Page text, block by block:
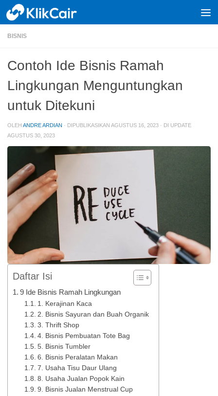
Skip to content
BISNIS
Contoh Ide Bisnis Ramah
Lingkungan Menguntungkan
untuk Ditekuni
OLEH ANDRE ARDIAN · DIPUBLIKASIKAN AGUSTUS 16, 2023 · DI UPDATE
AGUSTUS 30, 2023
Daftar Isi
9 Ide Bisnis Ramah Lingkungan
1. Kerajinan Kaca
2. Bisnis Sayuran dan Buah Organik
3. Thrift Shop
4. Bisnis Pembuatan Tote Bag
5. Bisnis Tumbler
6. Bisnis Peralatan Makan
7. Usaha Tisu Daur Ulang
8. Usaha Jualan Popok Kain
9. Bisnis Jualan Menstrual Cup